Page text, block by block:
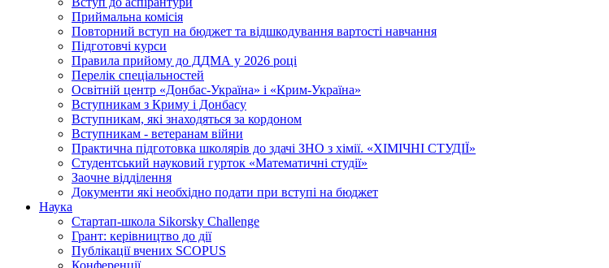
Приймальна комісія
Повторний вступ на бюджет та відшкодування вартості навчання
Підготовчі курси
Правила прийому до ДДМА у 2026 році
Перелік спеціальностей
Освітній центр «Донбас-Україна» і «Крим-Україна»
Вступникам з Криму і Донбасу
Вступникам, які знаходяться за кордоном
Вступникам - ветеранам війни
Практична підготовка школярів до здачі ЗНО з хімії. «ХІМІЧНІ СТУДІЇ»
Студентський науковий гурток «Математичні студії»
Заочне відділення
Документи які необхідно подати при вступі на бюджет
Наука
Стартап-школа Sikorsky Challenge
Грант: керівництво до дії
Публікації вчених SCOPUS
Конференції